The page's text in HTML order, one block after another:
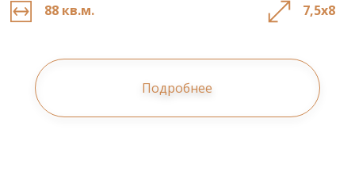
88 кв.м. 7,5х8
Подробнее